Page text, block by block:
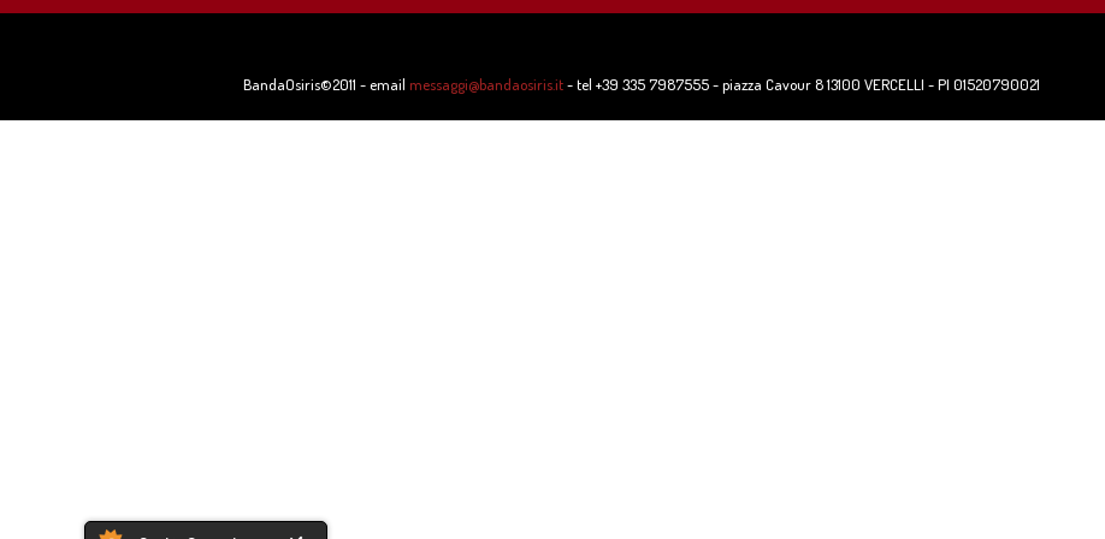
BandaOsiris©2011 - email messaggi@bandaosiris.it- tel +39 335 7987555 - piazza Cavour 8 13100 VERCELLI - PI 01520790021